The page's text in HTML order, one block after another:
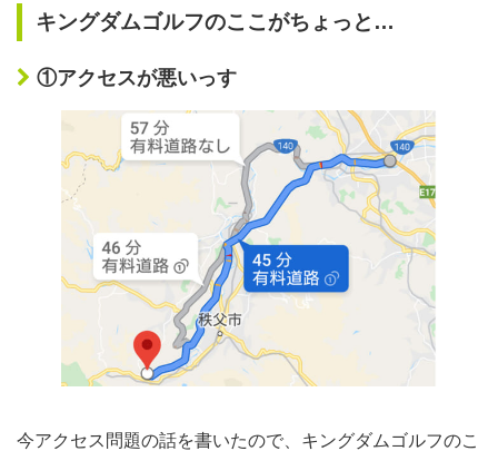
キングダムゴルフのここがちょっと…
①アクセスが悪いっす
今アクセス問題の話を書いたので、キングダムゴルフのこ